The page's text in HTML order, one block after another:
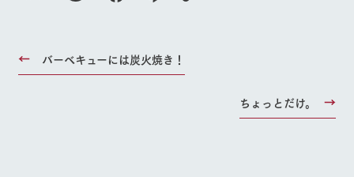
バーベキューには炭火焼き！
ちょっとだけ。